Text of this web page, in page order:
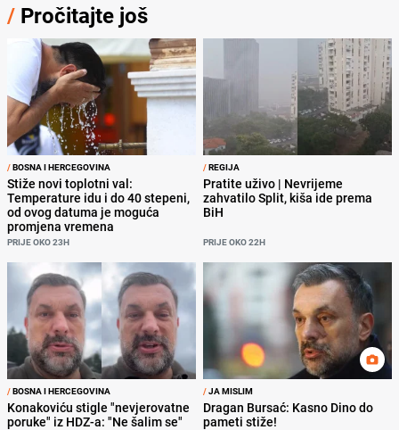
/ Pročitajte još
/BOSNA I HERCEGOVINA
Stiže novi toplotni val:
Temperature idu i do 40 stepeni,
od ovog datuma je moguća
promjena vremena
PRIJE OKO 23H
/REGIJA
Pratite uživo | Nevrijeme
zahvatilo Split, kiša ide prema
BiH
PRIJE OKO 22H
/BOSNA I HERCEGOVINA
Konakoviću stigle "nevjerovatne
poruke" iz HDZ-a: "Ne šalim se"
/JA MISLIM
Dragan Bursać: Kasno Dino do
pameti stiže!